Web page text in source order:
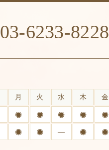
03-6233-8228
月 火 水 木 金
―